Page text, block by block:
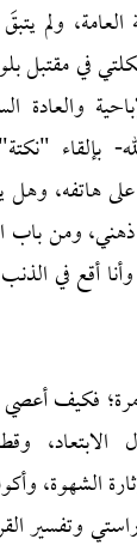
العامة، ولم
في مقتبل
بإلقاء
على هاتفه،
ذهني، ومن
أقع في
فكيف أعصي
الابتعاد،
الشهوة،
وتفسير